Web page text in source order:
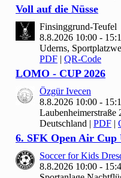
Voll auf die Nüsse
Finsinggrund-Teufel
8.8.2026 10:00 -
Uderns,
PDF | QR-Code
LOMO - CUP 2026
Özgür Ivecen
8.8.2026 10:00 -
Laubenheimerstraße
Deutschland | PDF |
6. SFK Open Air Cup
Soccer for Kids
8.8.2026 10:00 -